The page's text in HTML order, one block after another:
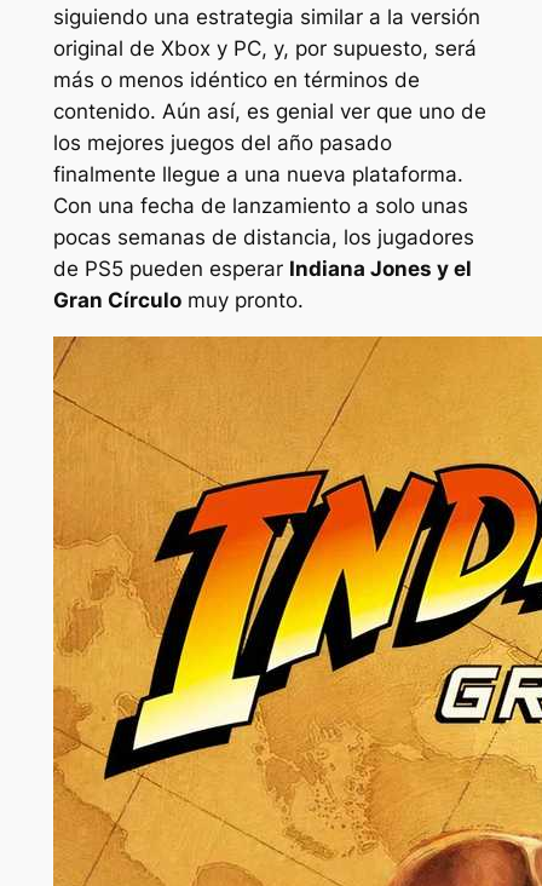
siguiendo una estrategia similar a la versión
original de Xbox y PC, y, por supuesto, será
más o menos idéntico en términos de
contenido. Aún así, es genial ver que uno de
los mejores juegos del año pasado
finalmente llegue a una nueva plataforma.
Con una fecha de lanzamiento a solo unas
pocas semanas de distancia, los jugadores
de PS5 pueden esperar Indiana Jones y el
Gran Círculomuy pronto.